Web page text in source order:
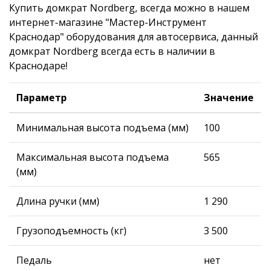
Купить домкрат Nordberg, всегда можно в нашем
интернет-магазине "Мастер-Инструмент
Краснодар" оборудования для автосервиса, данный
домкрат Nordberg всегда есть в наличии в
Краснодаре!
Параметр Значение
Минимальная высота подъема (мм) 100
Максимальная высота подъема
(мм)
565
Длина ручки (мм) 1 290
Грузоподъемность (кг) 3 500
Педаль нет